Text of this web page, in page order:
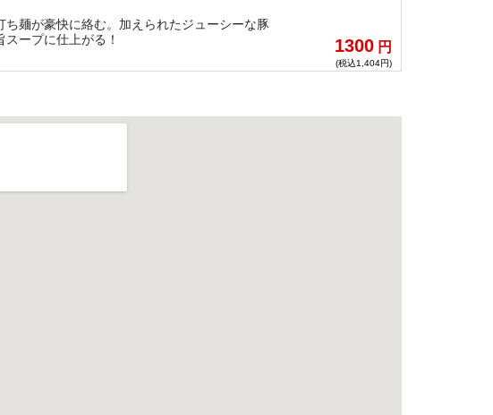
麺が豪快に絡む。加えられたジューシーな豚
ープに仕上がる！
1300 円
(税込1,404円)